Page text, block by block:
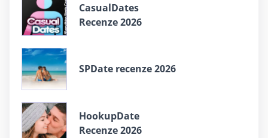
СasualDates
Recenze 2026
SPDate recenze 2026
HookupDate
Recenze 2026